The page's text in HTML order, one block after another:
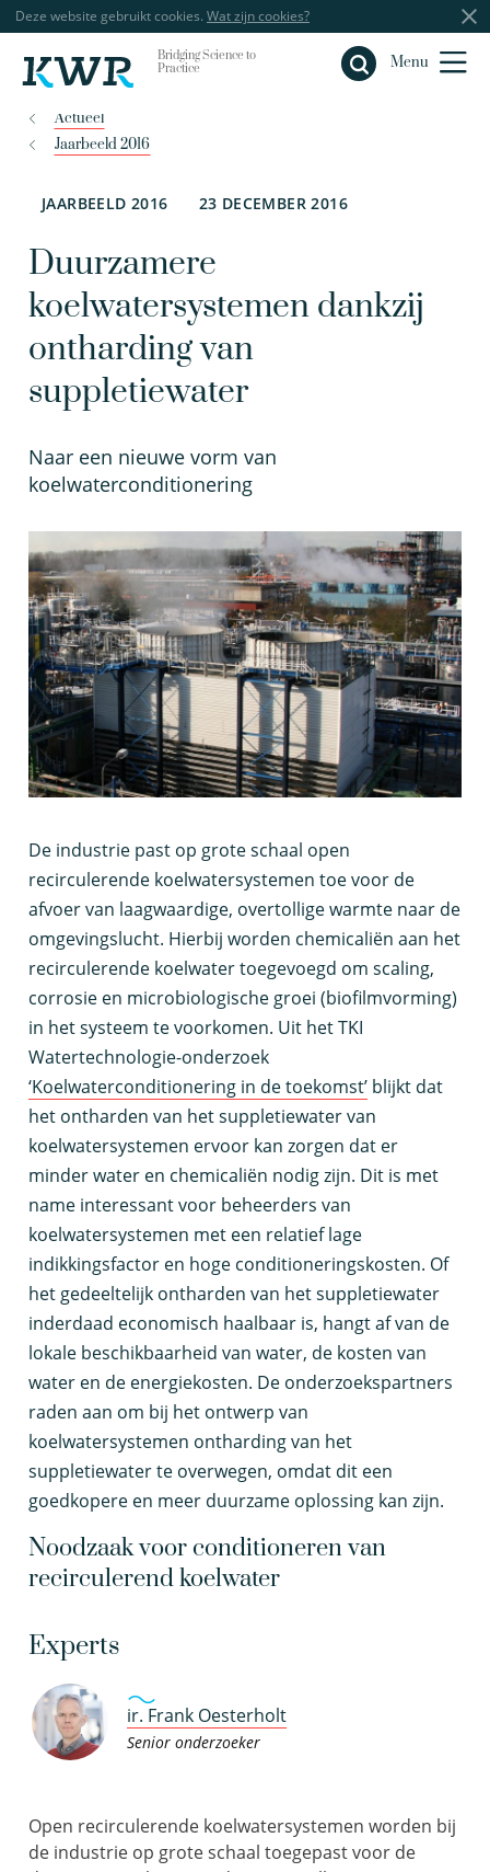
Deze website gebruikt cookies. Wat zijn cookies?
Bridging Science to
Practice
Menu
Sluiten
Actueel
Jaarbeeld 2016
JAARBEELD 2016 23 DECEMBER 2016
Duurzamere
koelwatersystemen dankzij
ontharding van
suppletiewater
Naar een nieuwe vorm van
koelwaterconditionering
De industrie past op grote schaal open
recirculerende koelwatersystemen toe voor de
afvoer van laagwaardige, overtollige warmte naar de
omgevingslucht. Hierbij worden chemicaliën aan het
recirculerende koelwater toegevoegd om scaling,
corrosie en microbiologische groei (biofilmvorming)
in het systeem te voorkomen. Uit het TKI
Watertechnologie-onderzoek
‘Koelwaterconditionering in de toekomst’ blijkt dat
het ontharden van het suppletiewater van
koelwatersystemen ervoor kan zorgen dat er
minder water en chemicaliën nodig zijn. Dit is met
name interessant voor beheerders van
koelwatersystemen met een relatief lage
indikkingsfactor en hoge conditioneringskosten. Of
het gedeeltelijk ontharden van het suppletiewater
inderdaad economisch haalbaar is, hangt af van de
lokale beschikbaarheid van water, de kosten van
water en de energiekosten. De onderzoekspartners
raden aan om bij het ontwerp van
koelwatersystemen ontharding van het
suppletiewater te overwegen, omdat dit een
goedkopere en meer duurzame oplossing kan zijn.
Noodzaak voor conditioneren van
recirculerend koelwater
Experts
ir. Frank Oesterholt
Senior onderzoeker
Open recirculerende koelwatersystemen worden bij
de industrie op grote schaal toegepast voor de